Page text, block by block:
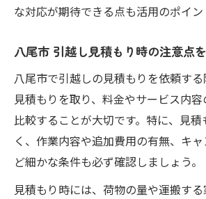
説
方法
八尾市 引越し補助金と近距
性
補助金を活用した近距離引
術
無料見積もりと補助金で負
法
な対応が期待できる点も活用のポイン
八尾市 引越し見積もり時の注意点
八尾市で引越しの見積もりを依頼す
見積もりを取り、料金やサービス内
比較することが大切です。特に、見
く、作業内容や追加費用の有無、キ
ど細かな条件も必ず確認しましょう。
見積もり時には、荷物の量や運搬す